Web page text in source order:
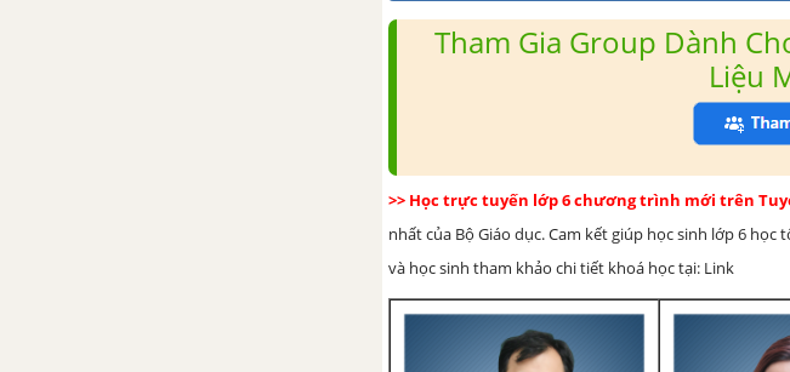
Tham Gia Group Dành
Liệu
>> Học trực tuyến lớp 6 chương trình mới trên
nhất của Bộ Giáo dục. Cam kết giúp học sinh lớp 6
và học sinh tham khảo chi tiết khoá học tại: Link